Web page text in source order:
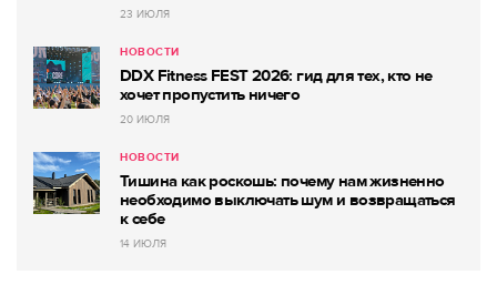
23 ИЮЛЯ
НОВОСТИ
DDX Fitness FEST 2026: гид для тех, кто не
хочет пропустить ничего
20 ИЮЛЯ
НОВОСТИ
Тишина как роскошь: почему нам жизненно
необходимо выключать шум и возвращаться
к себе
14 ИЮЛЯ